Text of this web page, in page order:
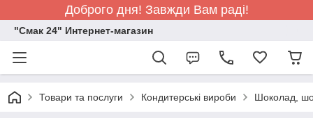
Доброго дня! Завжди Вам раді!
"Смак 24" Интернет-магазин
Товари та послуги Кондитерські вироби Шоколад,